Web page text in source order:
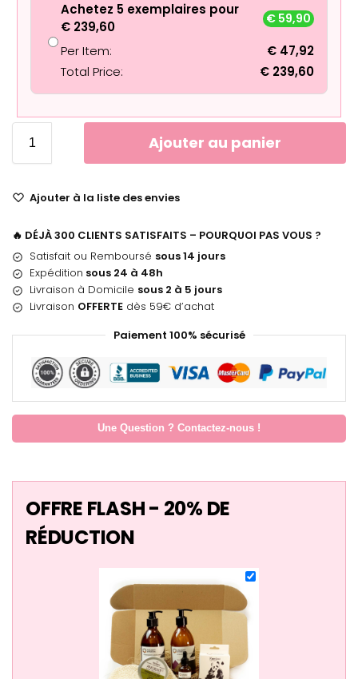
Achetez 5 exemplaires pour
€ 239,60
€ 59,90
Per Item: € 47,92
Total Price:
€ 239,60
Ajouter au panier
Ajouter à la liste des envies
🔥 DÉJÀ 300 CLIENTS SATISFAITS – POURQUOI PAS VOUS ?
Satisfait ou Remboursé sous 14 jours
Expédition sous 24 à 48h
Livraison à Domicile sous 2 à 5 jours
Livraison OFFERTE dès 59€ d’achat
Paiement 100% sécurisé
Une Question ? Contactez-nous !
OFFRE FLASH - 20% DE
RÉDUCTION